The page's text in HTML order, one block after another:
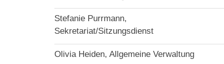
Stefanie Purrmann,
Sekretariat/Sitzungsdienst
Olivia Heiden, Allgemeine Verwaltung